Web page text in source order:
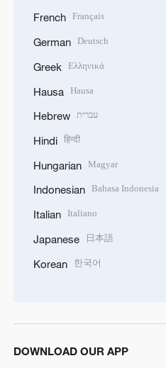
French Français
German Deutsch
Greek Ελληνικά
Hausa Hausa
Hebrew עברית
Hindi हिन्दी
Hungarian Magyar
Indonesian Bahasa Indonesia
Italian Italiano
Japanese 日本語
Korean 한국어
DOWNLOAD OUR APP